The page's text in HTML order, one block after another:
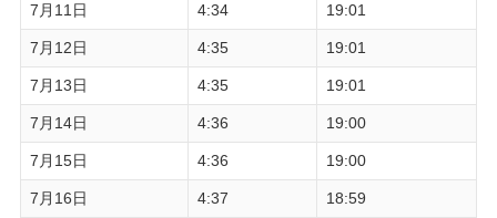
7月11日 4:34 19:01
7月12日 4:35 19:01
7月13日 4:35 19:01
7月14日 4:36 19:00
7月15日 4:36 19:00
7月16日 4:37 18:59